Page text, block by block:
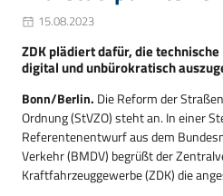
15.08.2023
ZDK plädiert dafür, die
digital und unbürokratisch
Bonn/Berlin. Die Reform der
Ordnung (StVZO) steht an. In einer
Referentenentwurf aus dem
Verkehr (BMDV) begrüßt der
Kraftfahrzeuggewerbe (ZDK) die